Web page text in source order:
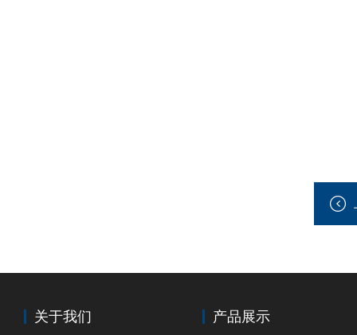
关于我们 产品展示